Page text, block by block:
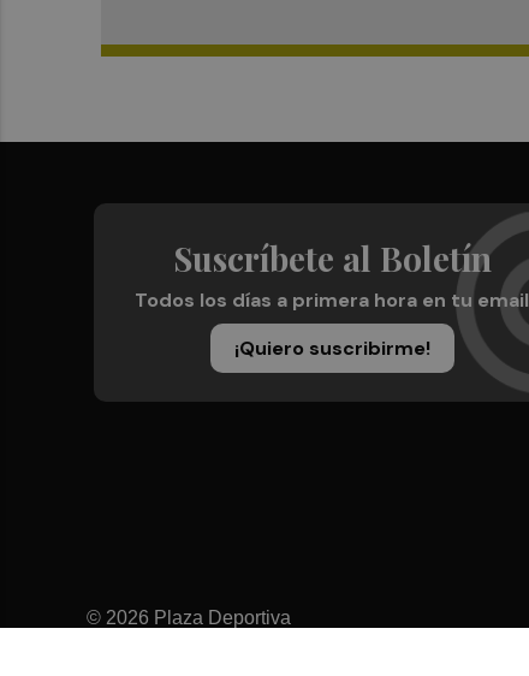
Suscríbete al Boletín
Todos los días a primera hora en tu email
¡Quiero suscribirme!
© 2026 Plaza Deportiva